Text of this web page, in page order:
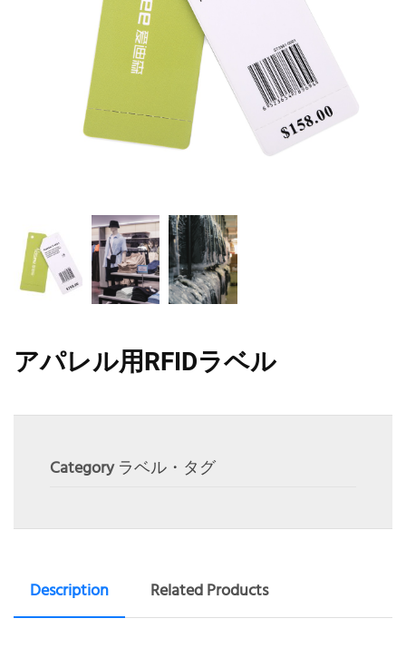
アパレル用RFIDラベル
Category ラベル・タグ
Description Related Products